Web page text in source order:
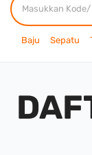
Baju Sepatu